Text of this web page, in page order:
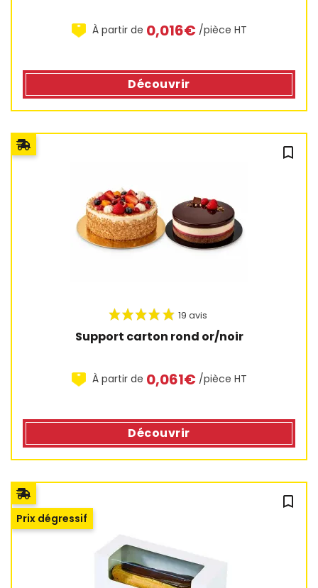
8 avis
À partir de 0,016€ /pièce HT
Découvrir
bookmark_outline
Support carton rond or/noir
À partir de 0,061€ /pièce HT
Découvrir
bookmark_outline
Prix dégressif